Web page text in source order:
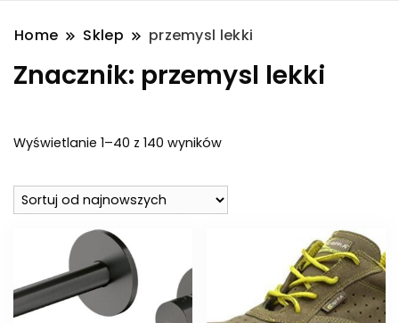
Home Sklep przemysl lekki
Znacznik: przemysl lekki
Wyświetlanie 1–40 z 140 wynikówPosortowane
najnowszych